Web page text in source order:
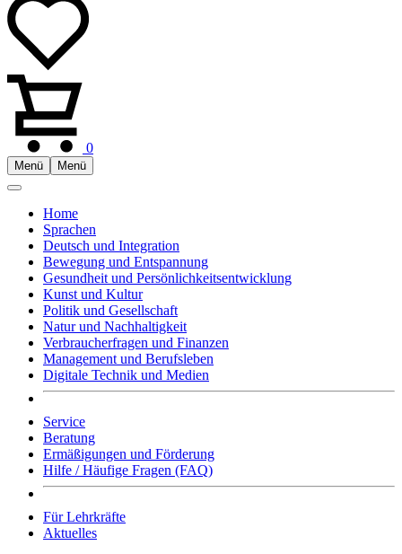
0
Menü Menü
Home
Sprachen
Deutsch und Integration
Bewegung und Entspannung
Gesundheit und Persönlichkeitsentwicklung
Kunst und Kultur
Politik und Gesellschaft
Natur und Nachhaltigkeit
Verbraucherfragen und Finanzen
Management und Berufsleben
Digitale Technik und Medien
Service
Beratung
Ermäßigungen und Förderung
Hilfe / Häufige Fragen (FAQ)
Für Lehrkräfte
Aktuelles